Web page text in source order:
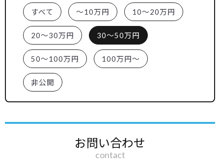
すべて ～10万円 10～20万円
20～30万円 30～50万円
50～100万円 100万円～
非公開
お問い合わせ
contact